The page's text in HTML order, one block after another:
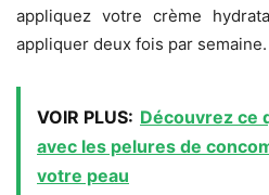
appliquez votre crème
appliquer deux fois par semaine.
VOIR PLUS: Découvrez ce
avec les pelures de
votre peau